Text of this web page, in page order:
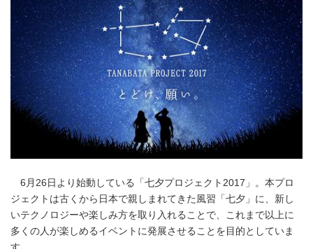
6月26日より始動している「七夕プロジェクト2017」。本プロ
ジェクトは古くから日本で親しまれてきた風習「七夕」に、新し
いテクノロジーや楽しみ方を取り入れることで、これまで以上に
多くの人が楽しめるイベントに発展させることを目的としていま